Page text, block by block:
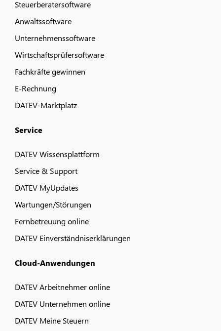
Steuerberatersoftware
Anwaltssoftware
Unternehmenssoftware
Wirtschaftsprüfersoftware
Fachkräfte gewinnen
E-Rechnung
DATEV-Marktplatz
Service
DATEV Wissensplattform
Service & Support
DATEV MyUpdates
Wartungen/Störungen
Fernbetreuung online
DATEV Einverständniserklärungen
Cloud-Anwendungen
DATEV Arbeitnehmer online
DATEV Unternehmen online
DATEV Meine Steuern